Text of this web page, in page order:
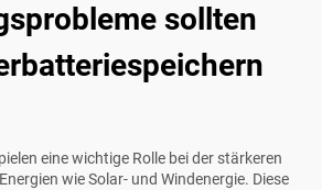
sollten
eine wichtige Rolle bei der stärkeren
wie Solar- und Windenergie. Diese